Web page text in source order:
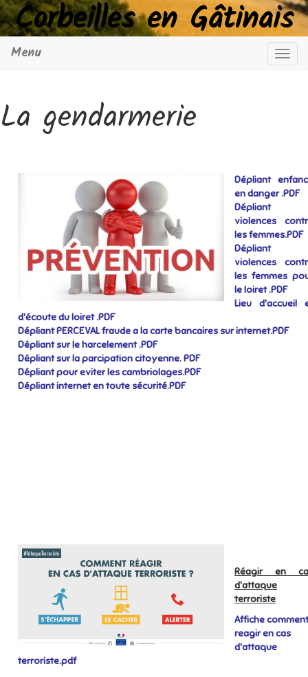
Corbeilles en Gâtinais
Menu
La gendarmerie
Dépliant
en danger .PDF
Dépliant
violences
les femmes.PDF
Dépliant
violences
les femmes
le loiret .PDF
Lieu d'accueil
d'écoute du loiret .PDF
Dépliant PERCEVAL fraude a la carte bancaires sur internet.PDF
Dépliant sur le harcelement .PDF
Dépliant sur la parcipation citoyenne. PDF
Dépliant pour eviter les cambriolages.PDF
Dépliant internet en toute sécurité.PDF
Réagir en
d'attaque
terroriste
Affiche comment
reagir en cas
d'attaque
terroriste.pdf